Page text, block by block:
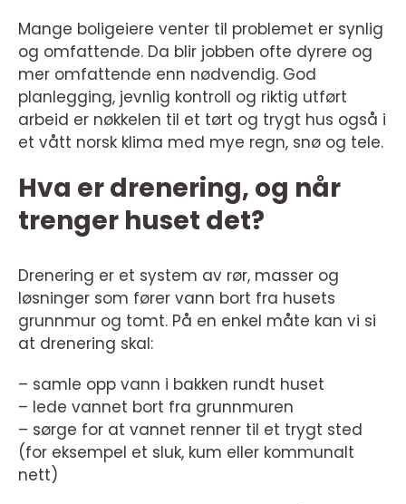
Mange boligeiere venter til problemet er synlig
og omfattende. Da blir jobben ofte dyrere og
mer omfattende enn nødvendig. God
planlegging, jevnlig kontroll og riktig utført
arbeid er nøkkelen til et tørt og trygt hus også i
et vått norsk klima med mye regn, snø og tele.
Hva er drenering, og når
trenger huset det?
Drenering er et system av rør, masser og
løsninger som fører vann bort fra husets
grunnmur og tomt. På en enkel måte kan vi si
at drenering skal:
– samle opp vann i bakken rundt huset
– lede vannet bort fra grunnmuren
– sørge for at vannet renner til et trygt sted
(for eksempel et sluk, kum eller kommunalt
nett)